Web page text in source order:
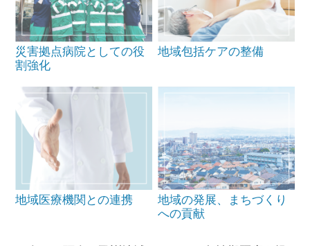
災害拠点病院としての役
割強化
地域包括ケアの整備
地域医療機関との連携 地域の発展、
まちづくり
への貢献